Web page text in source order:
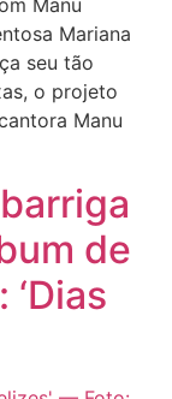
Manu
Mariana
seu tão
o projeto
Manu
de